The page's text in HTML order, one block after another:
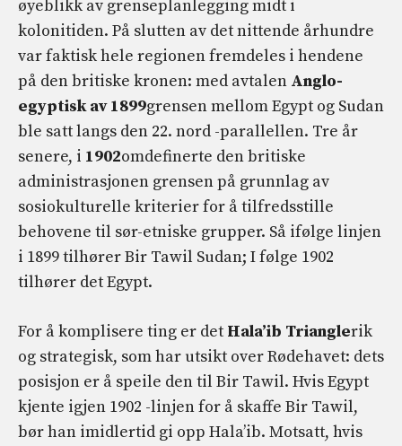
øyeblikk av grenseplanlegging midt i
kolonitiden. På slutten av det nittende århundre
var faktisk hele regionen fremdeles i hendene
på den britiske kronen: med avtalen Anglo-
egyptisk av 1899grensen mellom Egypt og Sudan
ble satt langs den 22. nord -parallellen. Tre år
senere, i 1902omdefinerte den britiske
administrasjonen grensen på grunnlag av
sosiokulturelle kriterier for å tilfredsstille
behovene til sør-etniske grupper. Så ifølge linjen
i 1899 tilhører Bir Tawil Sudan; I følge 1902
tilhører det Egypt.
For å komplisere ting er det Hala’ib Trianglerik
og strategisk, som har utsikt over Rødehavet: dets
posisjon er å speile den til Bir Tawil. Hvis Egypt
kjente igjen 1902 -linjen for å skaffe Bir Tawil,
bør han imidlertid gi opp Hala’ib. Motsatt, hvis